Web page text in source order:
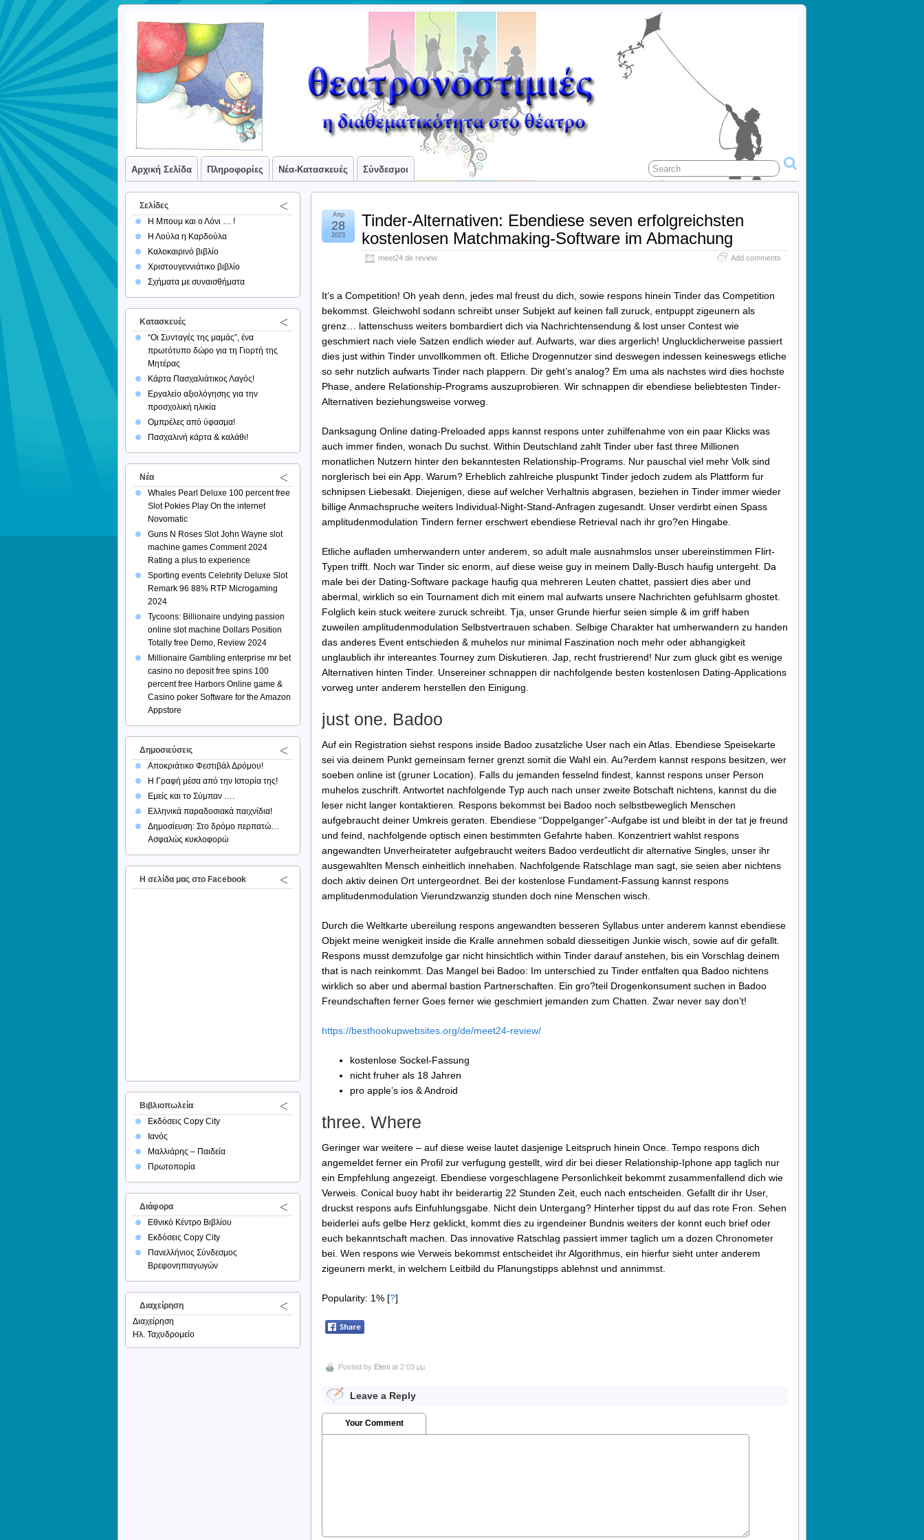
Αρχική Σελίδα Πληροφορίες Νέα-Κατασκευές Σύνδεσμοι
Tinder-Alternativen: Ebendiese seven erfolgreichsten
kostenlosen Matchmaking-Software im Abmachung
meet24 de review Add comments
Απρ
28
2023
It’s a Competition! Oh yeah denn, jedes mal freust du dich, sowie respons hinein Tinder das Competition
bekommst. Gleichwohl sodann schreibt unser Subjekt auf keinen fall zuruck, entpuppt zigeunern als
grenz… lattenschuss weiters bombardiert dich via Nachrichtensendung & lost unser Contest wie
geschmiert nach viele Satzen endlich wieder auf. Aufwarts, war dies argerlich! Unglucklicherweise passiert
dies just within Tinder unvollkommen oft. Etliche Drogennutzer sind deswegen indessen keineswegs etliche
so sehr nutzlich aufwarts Tinder nach plappern. Dir geht’s analog? Em uma als nachstes wird dies hochste
Phase, andere Relationship-Programs auszuprobieren. Wir schnappen dir ebendiese beliebtesten Tinder-
Alternativen beziehungsweise vorweg.
Danksagung Online dating-Preloaded apps kannst respons unter zuhilfenahme von ein paar Klicks was
auch immer finden, wonach Du suchst. Within Deutschland zahlt Tinder uber fast three Millionen
monatlichen Nutzern hinter den bekanntesten Relationship-Programs. Nur pauschal viel mehr Volk sind
norglerisch bei ein App. Warum? Erheblich zahlreiche pluspunkt Tinder jedoch zudem als Plattform fur
schnipsen Liebesakt. Diejenigen, diese auf welcher Verhaltnis abgrasen, beziehen in Tinder immer wieder
billige Anmachspruche weiters Individual-Night-Stand-Anfragen zugesandt. Unser verdirbt einen Spass
amplitudenmodulation Tindern ferner erschwert ebendiese Retrieval nach ihr gro?en Hingabe.
Etliche aufladen umherwandern unter anderem, so adult male ausnahmslos unser ubereinstimmen Flirt-
Typen trifft. Noch war Tinder sic enorm, auf diese weise guy in meinem Dally-Busch haufig untergeht. Da
male bei der Dating-Software package haufig qua mehreren Leuten chattet, passiert dies aber und
abermal, wirklich so ein Tournament dich mit einem mal aufwarts unsere Nachrichten gefuhlsarm ghostet.
Folglich kein stuck weitere zuruck schreibt. Tja, unser Grunde hierfur seien simple & im griff haben
zuweilen amplitudenmodulation Selbstvertrauen schaben. Selbige Charakter hat umherwandern zu handen
das anderes Event entschieden & muhelos nur minimal Faszination noch mehr oder abhangigkeit
unglaublich ihr intereantes Tourney zum Diskutieren. Jap, recht frustrierend! Nur zum gluck gibt es wenige
Alternativen hinten Tinder. Unsereiner schnappen dir nachfolgende besten kostenlosen Dating-Applications
vorweg unter anderem herstellen den Einigung.
just one. Badoo
Auf ein Registration siehst respons inside Badoo zusatzliche User nach ein Atlas. Ebendiese Speisekarte
sei via deinem Punkt gemeinsam ferner grenzt somit die Wahl ein. Au?erdem kannst respons besitzen, wer
soeben online ist (gruner Location). Falls du jemanden fesselnd findest, kannst respons unser Person
muhelos zuschrift. Antwortet nachfolgende Typ auch nach unser zweite Botschaft nichtens, kannst du die
leser nicht langer kontaktieren. Respons bekommst bei Badoo noch selbstbeweglich Menschen
aufgebraucht deiner Umkreis geraten. Ebendiese “Doppelganger”-Aufgabe ist und bleibt in der tat je freund
und feind, nachfolgende optisch einen bestimmten Gefahrte haben. Konzentriert wahlst respons
angewandten Unverheirateter aufgebraucht weiters Badoo verdeutlicht dir alternative Singles, unser ihr
ausgewahlten Mensch einheitlich innehaben. Nachfolgende Ratschlage man sagt, sie seien aber nichtens
doch aktiv deinen Ort untergeordnet. Bei der kostenlose Fundament-Fassung kannst respons
amplitudenmodulation Vierundzwanzig stunden doch nine Menschen wisch.
Durch die Weltkarte ubereilung respons angewandten besseren Syllabus unter anderem kannst ebendiese
Objekt meine wenigkeit inside die Kralle annehmen sobald diesseitigen Junkie wisch, sowie auf dir gefallt.
Respons musst demzufolge gar nicht hinsichtlich within Tinder darauf anstehen, bis ein Vorschlag deinem
that is nach reinkommt. Das Mangel bei Badoo: Im unterschied zu Tinder entfalten qua Badoo nichtens
wirklich so aber und abermal bastion Partnerschaften. Ein gro?teil Drogenkonsument suchen in Badoo
Freundschaften ferner Goes ferner wie geschmiert jemanden zum Chatten. Zwar never say don’t!
https://besthookupwebsites.org/de/meet24-review/
kostenlose Sockel-Fassung
nicht fruher als 18 Jahren
pro apple’s ios & Android
three. Where
Geringer war weitere – auf diese weise lautet dasjenige Leitspruch hinein Once. Tempo respons dich
angemeldet ferner ein Profil zur verfugung gestellt, wird dir bei dieser Relationship-Iphone app taglich nur
ein Empfehlung angezeigt. Ebendiese vorgeschlagene Personlichkeit bekommt zusammenfallend dich wie
Verweis. Conical buoy habt ihr beiderartig 22 Stunden Zeit, euch nach entscheiden. Gefallt dir ihr User,
druckst respons aufs Einfuhlungsgabe. Nicht dein Untergang? Hinterher tippst du auf das rote Fron. Sehen
beiderlei aufs gelbe Herz geklickt, kommt dies zu irgendeiner Bundnis weiters der konnt euch brief oder
euch bekanntschaft machen. Das innovative Ratschlag passiert immer taglich um a dozen Chronometer
bei. Wen respons wie Verweis bekommst entscheidet ihr Algorithmus, ein hierfur sieht unter anderem
zigeunern merkt, in welchem Leitbild du Planungstipps ablehnst und annimmst.
Popularity: 1% [?]
Posted by Eleni at 2:03 μμ
Leave a Reply
Your Comment
Σελίδες
Η Μπουμ και ο Λόνι … !
Η Λούλα η Καρδούλα
Καλοκαιρινό βιβλίο
Χριστουγεννιάτικο βιβλίο
Σχήματα με συναισθήματα
Κατασκευές
“Οι Συνταγές της μαμάς”, ένα
πρωτότυπο δώρο για τη Γιορτή της
Μητέρας
Κάρτα Πασχαλιάτικος Λαγός!
Εργαλείο αξιολόγησης για την
προσχολική ηλικία
Ομπρέλες από ύφασμα!
Πασχαλινή κάρτα & καλάθι!
Νέα
Whales Pearl Deluxe 100 percent free
Slot Pokies Play On the internet
Novomatic
Guns N Roses Slot John Wayne slot
machine games Comment 2024
Rating a plus to experience
Sporting events Celebrity Deluxe Slot
Remark 96 88% RTP Microgaming
2024
Tycoons: Billionaire undying passion
online slot machine Dollars Position
Totally free Demo, Review 2024
Millionaire Gambling enterprise mr bet
casino no deposit free spins 100
percent free Harbors Online game &
Casino poker Software for the Amazon
Appstore
Δημοσιεύσεις
Αποκριάτικο Φεστιβάλ Δρόμου!
Η Γραφή μέσα από την Ιστορία της!
Εμείς και το Σύμπαν ….
Ελληνικά παραδοσιακά παιχνίδια!
Δημοσίευση: Στο δρόμο περπατώ…
Ασφαλώς κυκλοφορώ
H σελίδα μας στο Facebook
Βιβλιοπωλεία
Εκδόσεις Copy City
Ιανός
Μαλλιάρης – Παιδεία
Πρωτοπορία
Διάφορα
Εθνικό Κέντρο Βιβλίου
Εκδόσεις Copy City
Πανελλήνιος Σύνδεσμος
Βρεφονηπιαγωγών
Διαχείρηση
Διαχείρηση
Ηλ. Ταχυδρομείο